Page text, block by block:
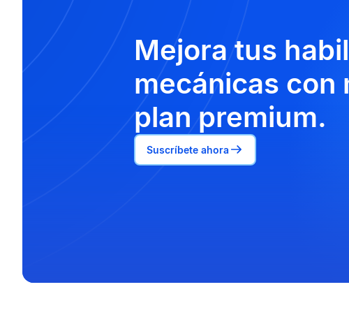
Mejora tus
mecánicas con
plan premium.
Suscríbete ahora